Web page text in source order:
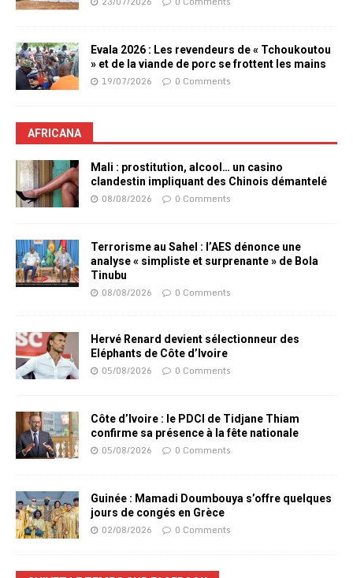
Evala 2026 : Les revendeurs de « Tchoukoutou
» et de la viande de porc se frottent les mains
19/07/2026 0 Comments
AFRICANA
Mali : prostitution, alcool… un casino
clandestin impliquant des Chinois démantelé
08/08/2026 0 Comments
Terrorisme au Sahel : l’AES dénonce une
analyse « simpliste et surprenante » de Bola
Tinubu
08/08/2026 0 Comments
Hervé Renard devient sélectionneur des
Eléphants de Côte d’Ivoire
05/08/2026 0 Comments
Côte d’Ivoire : le PDCI de Tidjane Thiam
confirme sa présence à la fête nationale
05/08/2026 0 Comments
Guinée : Mamadi Doumbouya s’offre quelques
jours de congés en Grèce
02/08/2026 0 Comments